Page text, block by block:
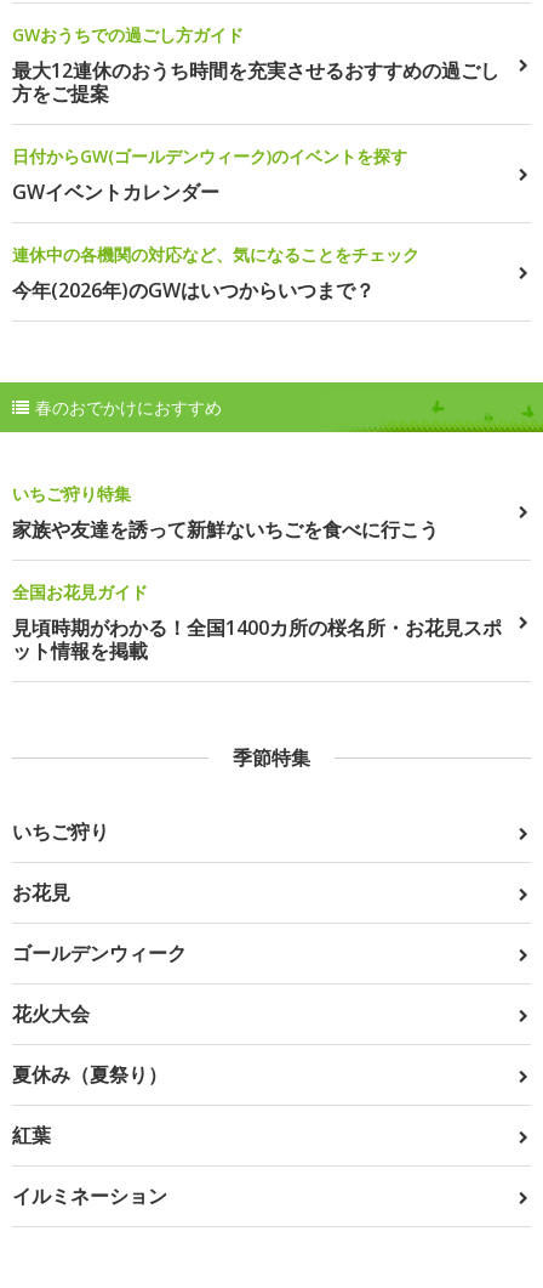
GWおうちでの過ごし方ガイド
最大12連休のおうち時間を充実させるおすすめの過ごし
方をご提案
日付からGW(ゴールデンウィーク)のイベントを探す
GWイベントカレンダー
連休中の各機関の対応など、気になることをチェック
今年(2026年)のGWはいつからいつまで？
春のおでかけにおすすめ
いちご狩り特集
家族や友達を誘って新鮮ないちごを食べに行こう
全国お花見ガイド
見頃時期がわかる！全国1400カ所の桜名所・お花見スポ
ット情報を掲載
季節特集
いちご狩り
お花見
ゴールデンウィーク
花火大会
夏休み（夏祭り）
紅葉
イルミネーション